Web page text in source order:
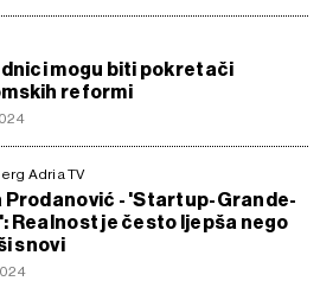
mogu biti pokretači
reformi
Adria TV
Prodanović - 'Startup-Grande-
Realnost je često ljepša nego
snovi